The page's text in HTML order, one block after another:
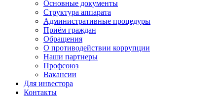
Основные документы
Структура аппарата
Административные процедуры
Приём граждан
Обращения
О противодействии коррупции
Наши партнеры
Профсоюз
Вакансии
Для инвестора
Контакты